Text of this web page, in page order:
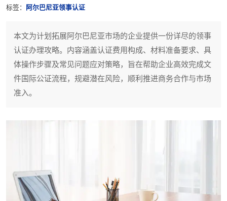
标签：
阿尔巴尼亚领事认证
本文为计划拓展阿尔巴尼亚市场的企业提供一份详尽的领事
认证办理攻略。内容涵盖认证费用构成、材料准备要求、具
体操作步骤及常见问题应对策略，旨在帮助企业高效完成文
件国际公证流程，规避潜在风险，顺利推进商务合作与市场
准入。